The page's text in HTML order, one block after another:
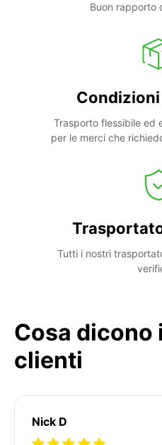
Buon rapporto
Trasporto flessibile ed
per le merci che
Tutti i nostri
Cosa dicono
clienti
Nick D